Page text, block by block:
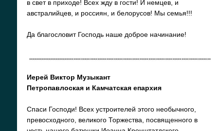
в свет в приходе! Всех жду в гости! И немцев, и
австралийцев, и россиян, и белорусов! Мы семья!!!
Да благословит Господь наше доброе начинание!
Иерей Виктор Музыкант
Петропавлоская и Камчатская епархия
Спаси Господи! Всех устроителей этого необычного,
превосходного, великого Торжества, посвященного в